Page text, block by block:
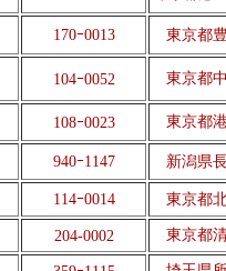
170ｰ0013 東京都豊
104ｰ0052 東京都
108ｰ0023 東京都港
940ｰ1147 新潟県
114ｰ0014 東京都
204-0002 東京都